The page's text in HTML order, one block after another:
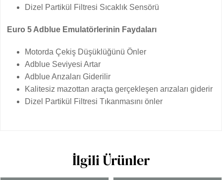
Dizel Partikül Filtresi Sıcaklık Sensörü
Euro 5 Adblue Emulatörlerinin Faydaları
Motorda Çekiş Düşüklüğünü Önler
Adblue Seviyesi Artar
Adblue Arızaları Giderilir
Kalitesiz mazottan araçta gerçekleşen arızaları giderir
Dizel Partikül Filtresi Tıkanmasını önler
İlgili Ürünler